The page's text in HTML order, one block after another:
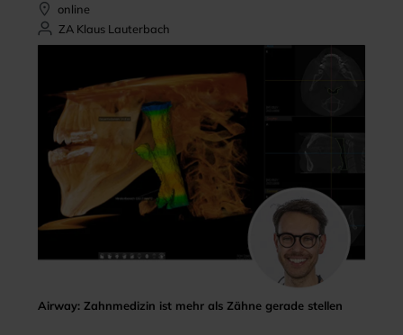
online
ZA Klaus Lauterbach
Airway: Zahnmedizin ist mehr als Zähne gerade stellen